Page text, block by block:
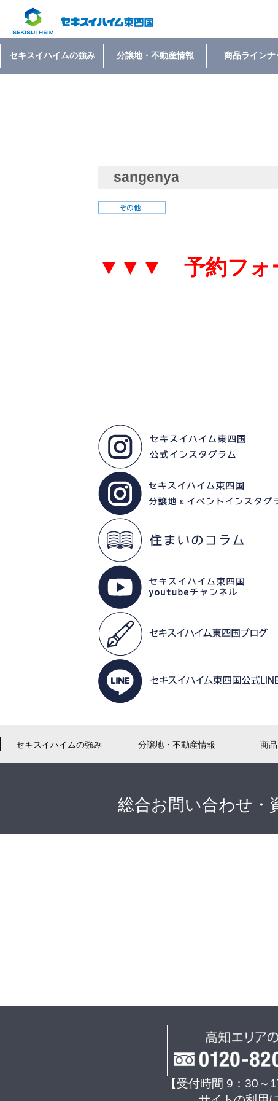
セキスイハイムの強み 分譲地・不動産情報 商品ラインナ
sangenya
▼▼▼ 予約フォ
セキスイハイムの強み 分譲地・不動産情報 商
総合お問い合わせ・
【受付時間 9：30